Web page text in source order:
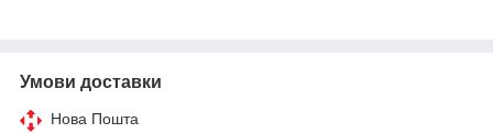
Умови доставки
Нова Пошта